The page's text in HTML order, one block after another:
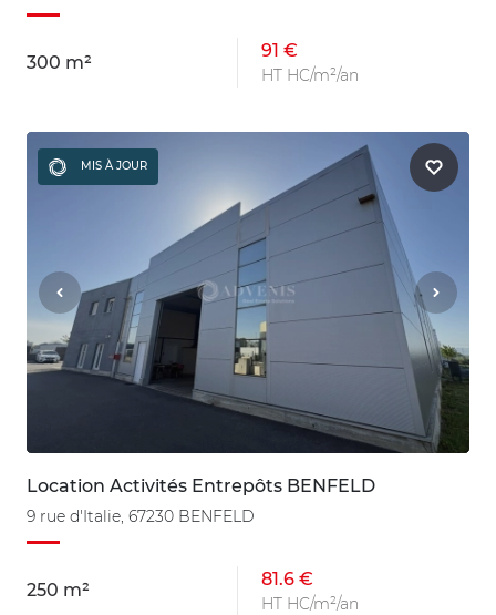
300 m²
91 €
HT HC/m²/an
MIS À JOUR
Location Activités Entrepôts BENFELD
9 rue d'Italie, 67230 BENFELD
250 m²
81.6 €
HT HC/m²/an